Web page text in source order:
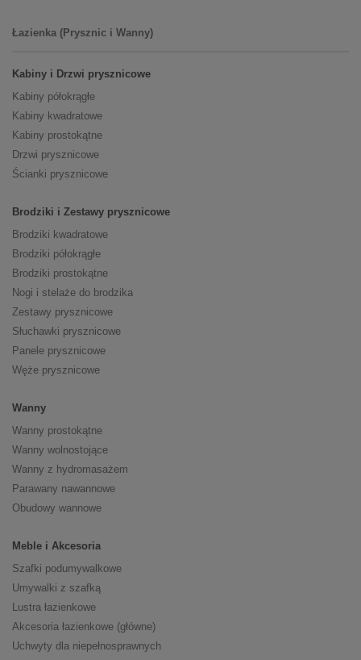
Łazienka (Prysznic i Wanny)
Kabiny i Drzwi prysznicowe
Kabiny półokrągłe
Kabiny kwadratowe
Kabiny prostokątne
Drzwi prysznicowe
Ścianki prysznicowe
Brodziki i Zestawy prysznicowe
Brodziki kwadratowe
Brodziki półokrągłe
Brodziki prostokątne
Nogi i stelaże do brodzika
Zestawy prysznicowe
Słuchawki prysznicowe
Panele prysznicowe
Węże prysznicowe
Wanny
Wanny prostokątne
Wanny wolnostojące
Wanny z hydromasażem
Parawany nawannowe
Obudowy wannowe
Meble i Akcesoria
Szafki podumywalkowe
Umywalki z szafką
Lustra łazienkowe
Akcesoria łazienkowe (główne)
Uchwyty dla niepełnosprawnych